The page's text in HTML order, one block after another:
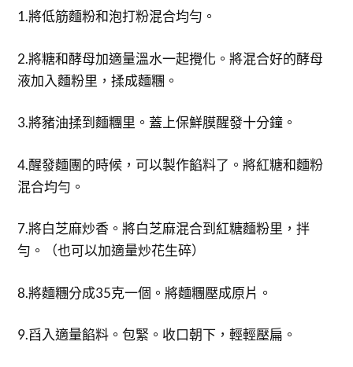
1.將低筋麵粉和泡打粉混合均勻。
2.將糖和酵母加適量溫水一起攪化。將混合好的酵母
液加入麵粉里，揉成麵糰。
3.將豬油揉到麵糰里。蓋上保鮮膜醒發十分鐘。
4.醒發麵團的時候，可以製作餡料了。將紅糖和麵粉
混合均勻。
7.將白芝麻炒香。將白芝麻混合到紅糖麵粉里，拌
勻。（也可以加適量炒花生碎）
8.將麵糰分成35克一個。將麵糰壓成原片。
9.舀入適量餡料。包緊。收口朝下，輕輕壓扁。